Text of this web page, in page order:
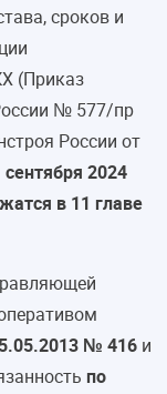
сроков и
(Приказ
№ 577/пр
России от
сентября 2024
в 11 главе
№ 416 и
по